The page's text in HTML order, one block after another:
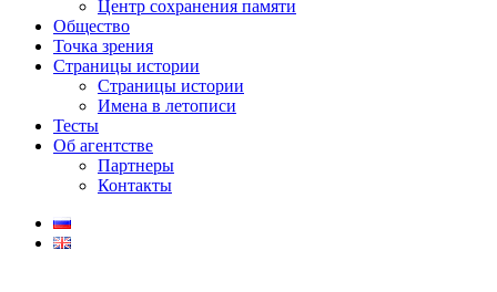
Центр сохранения памяти
Общество
Точка зрения
Страницы истории
Страницы истории
Имена в летописи
Тесты
Об агентстве
Партнеры
Контакты